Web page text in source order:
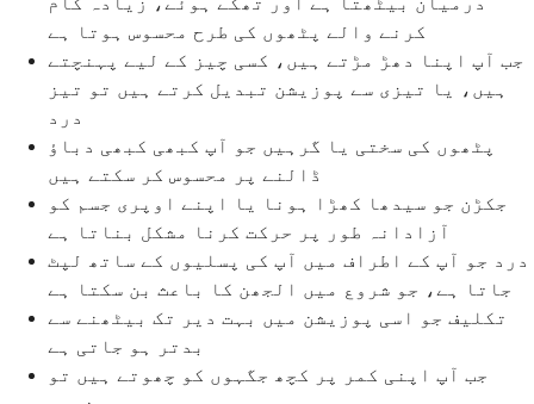
کرنے والے پٹھوں کی طرح محسوس ہوتا ہے
جب آپ اپنا دھڑ مڑتے ہیں، کسی چیز کے لیے پہنچتے
ہیں، یا تیزی سے پوزیشن تبدیل کرتے ہیں تو تیز
درد
پٹھوں کی سختی یا گرہیں جو آپ کبھی کبھی دباؤ
ڈالنے پر محسوس کر سکتے ہیں
جکڑن جو سیدھا کھڑا ہونا یا اپنے اوپری جسم کو
آزادانہ طور پر حرکت کرنا مشکل بناتا ہے
درد جو آپ کے اطراف میں آپ کی پسلیوں کے ساتھ لپٹ
جاتا ہے، جو شروع میں الجھن کا باعث بن سکتا ہے
تکلیف جو اسی پوزیشن میں بہت دیر تک بیٹھنے سے
بدتر ہو جاتی ہے
جب آپ اپنی کمر پر کچھ جگہوں کو چھوتے ہیں تو